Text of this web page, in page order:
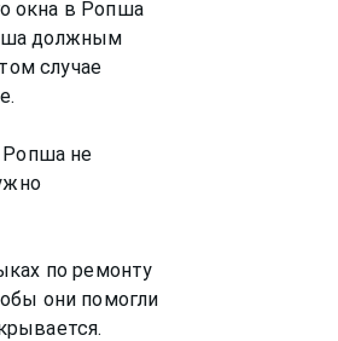
окна в Ропша
должным
случае
Ропша не
по ремонту
они помогли